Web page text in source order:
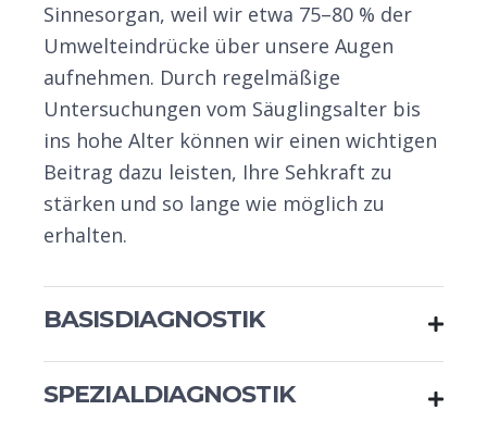
Sinnesorgan, weil wir etwa 75–80 % der
Umwelteindrücke über unsere Augen
aufnehmen. Durch regelmäßige
Untersuchungen vom Säuglingsalter bis
ins hohe Alter können wir einen wichtigen
Beitrag dazu leisten, Ihre Sehkraft zu
stärken und so lange wie möglich zu
erhalten.
BASISDIAGNOSTIK
Spaltlampenuntersuchung
SPEZIALDIAGNOSTIK